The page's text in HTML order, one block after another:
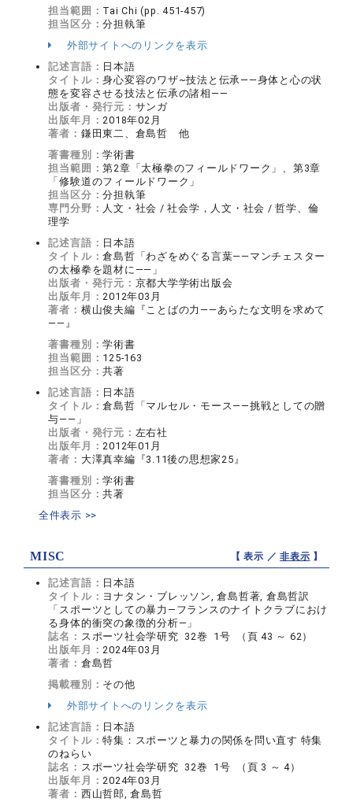
担当範囲： Tai Chi (pp. 451-457)
担当区分：分担執筆
外部サイトへのリンクを表示
記述言語： 日本語
タイトル：身心変容のワザ~技法と伝承――身体と心の状
態を変容させる技法と伝承の諸相――
出版者・発行元： サンガ
出版年月：2018年02月
著者： 鎌田東二、倉島哲 他
著書種別：学術書
担当範囲：第2章「太極拳のフィールドワーク」、第3章
「修験道のフィールドワーク」
担当区分：分担執筆
専門分野： 人文・社会 / 社会学，人文・社会 / 哲学、倫
理学
記述言語： 日本語
タイトル：倉島哲「わざをめぐる言葉――マンチェスター
の太極拳を題材に――」
出版者・発行元： 京都大学学術出版会
出版年月：2012年03月
著者： 横山俊夫編『ことばの力――あらたな文明を求めて
――』
著書種別：学術書
担当範囲： 125-163
担当区分：共著
記述言語： 日本語
タイトル：倉島哲「マルセル・モース――挑戦としての贈
与――」
出版者・発行元： 左右社
出版年月：2012年01月
著者： 大澤真幸編『3.11後の思想家25』
著書種別：学術書
担当区分：共著
全件表示 >>
MISC 【 表示 ／非表示 】
記述言語： 日本語
タイトル： ヨナタン・ブレッソン, 倉島哲著, 倉島哲訳
「スポーツとしての暴力―フランスのナイトクラブにおけ
る身体的衝突の象徴的分析―」
誌名： スポーツ社会学研究 32巻 1号 （頁 43 ～ 62）
出版年月：2024年03月
著者： 倉島哲
掲載種別： その他
外部サイトへのリンクを表示
記述言語： 日本語
タイトル：特集：スポーツと暴力の関係を問い直す 特集
のねらい
誌名： スポーツ社会学研究 32巻 1号 （頁 3 ～ 4）
出版年月：2024年03月
著者： 西山哲郎, 倉島哲